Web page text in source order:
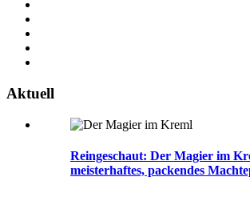
Aktuell
Reingeschaut: Der Magier im
meisterhaftes, packendes